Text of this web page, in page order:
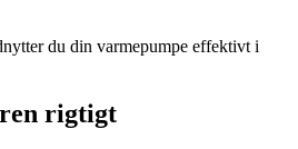
du din varmepumpe effektivt i
rigtigt